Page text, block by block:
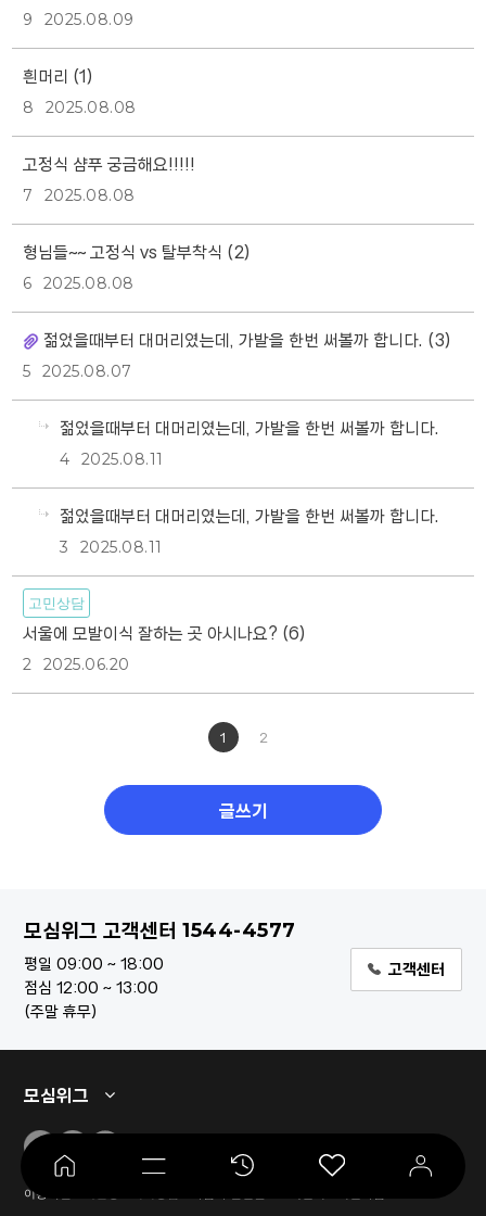
9
2025.08.09
흰머리 (1)
8
2025.08.08
고정식 샴푸 궁금해요!!!!!
7
2025.08.08
형님들~~ 고정식 vs 탈부착식 (2)
6
2025.08.08
젊었을때부터 대머리였는데, 가발을 한번 써볼까 합니다. (3)
5
2025.08.07
젊었을때부터 대머리였는데, 가발을 한번 써볼까 합니다.
4
2025.08.11
젊었을때부터 대머리였는데, 가발을 한번 써볼까 합니다.
3
2025.08.11
고민상담
서울에 모발이식 잘하는 곳 아시나요? (6)
2
2025.06.20
1 2
글쓰기
모심위그 고객센터1544-4577
평일 09:00 ~ 18:00
점심 12:00 ~ 13:00
주말 휴무
고객센터
모심위그
이용약관